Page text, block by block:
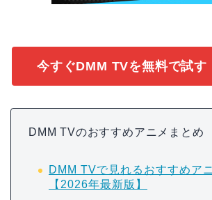
今すぐDMM TVを無料で試す
DMM TVのおすすめアニメまとめ
DMM TVで見れるおすすめア
【2026年最新版】